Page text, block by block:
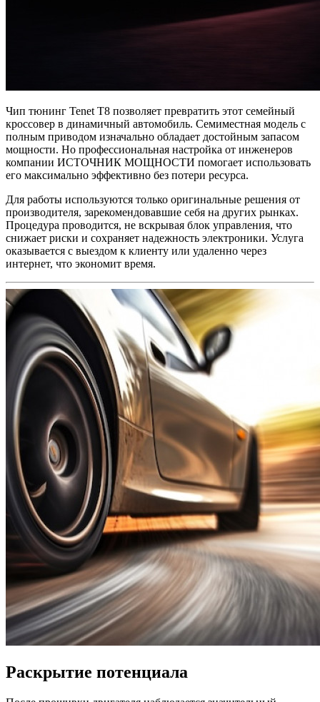
Чип тюнинг Tenet T8 позволяет превратить этот семейный
кроссовер в динамичный автомобиль. Семиместная модель с
полным приводом изначально обладает достойным запасом
мощности. Но профессиональная настройка от инженеров
компании ИСТОЧНИК МОЩНОСТИ помогает использовать
его максимально эффективно без потери ресурса.
Для работы используются только оригинальные решения от
производителя, зарекомендовавшие себя на других рынках.
Процедура проводится, не вскрывая блок управления, что
снижает риски и сохраняет надежность электроники. Услуга
оказывается с выездом к клиенту или удаленно через
интернет, что экономит время.
Раскрытие потенциала